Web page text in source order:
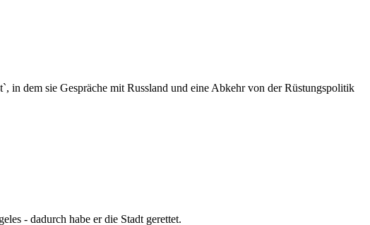
dem sie Gespräche mit Russland und eine Abkehr von der Rüstungspolitik
- dadurch habe er die Stadt gerettet.